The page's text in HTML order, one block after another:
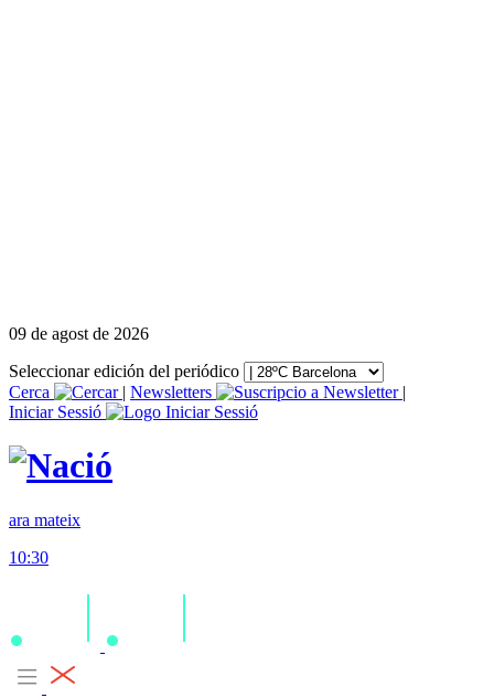
09 de agost de 2026
Seleccionar edición del periódico
Cerca
| Newsletters
|
Iniciar Sessió
ara mateix
10:30